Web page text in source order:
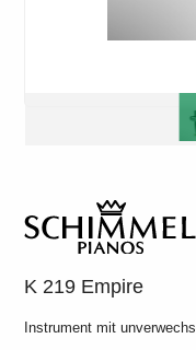
K 219 Empire
Instrument mit